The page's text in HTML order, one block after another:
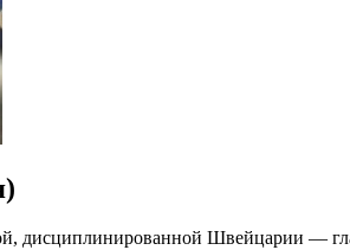
дисциплинированной Швейцарии —